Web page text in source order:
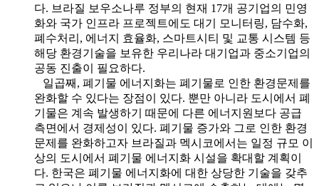
다. 브라질 보우소나루 정부의 현재 17개 공기업의 민영
화와 국가 인프라 프로젝트에도 대기 모니터링, 담수화,
폐수처리, 에너지 효율화, 스마트시티 및 교통 시스템 등
해당 환경기술을 보유한 우리나라 대기업과 중소기업의
공동 진출이 필요하다.
일곱째, 폐기물 에너지화는 폐기물로 인한 환경문제를
완화할 수 있다는 장점이 있다. 뿐만 아니라 도시에서 폐
기물은 계속 발생하기 때문에 다른 에너지원보다 공급
측면에서 경제성이 있다. 폐기물 증가와 그로 인한 환경
문제를 완화하고자 브라질과 멕시코에서는 일정 규모 이
상의 도시에서 폐기물 에너지화 시설을 확대할 계획이
다. 한국은 폐기물 에너지화에 대한 상당한 기술을 갖추